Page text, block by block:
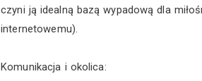
czyni ją idealną bazą wypadową dla
internetowemu).
Komunikacja i okolica: